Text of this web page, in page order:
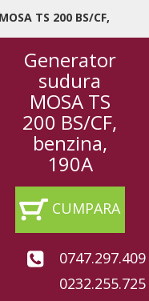
TS 200 BS/CF,
Generator
sudura
MOSA TS
200 BS/CF,
benzina,
190A
CUMPARA
0747.297.409
0232.255.725